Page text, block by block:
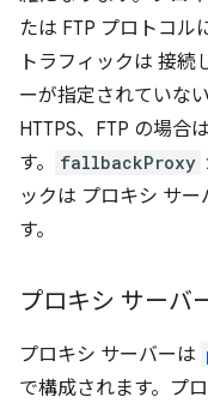
たは FTP プロトコル
トラフィックは 接続
ーが指定されていな
HTTPS、FTP の場合は
す。
fallbackProxy
ックは プロキシ サ
す。
プロキシ サーバ
プロキシ サーバーは
で構成されます。プ